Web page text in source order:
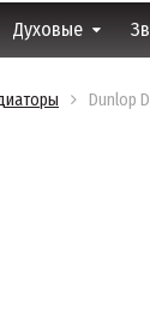
Духовые
Dunlop